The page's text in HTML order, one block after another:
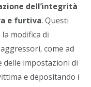
dell’integrità
e furtiva. Questi
modifica di
come ad
delle impostazioni di
e depositando i